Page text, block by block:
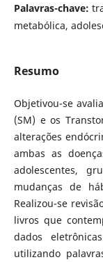
Palavras-chave:
metabólica,
Resumo
Objetivou-se
(SM) e os
alterações
ambas as
adolescentes,
mudanças de
Realizou-se
livros que
dados
utilizando